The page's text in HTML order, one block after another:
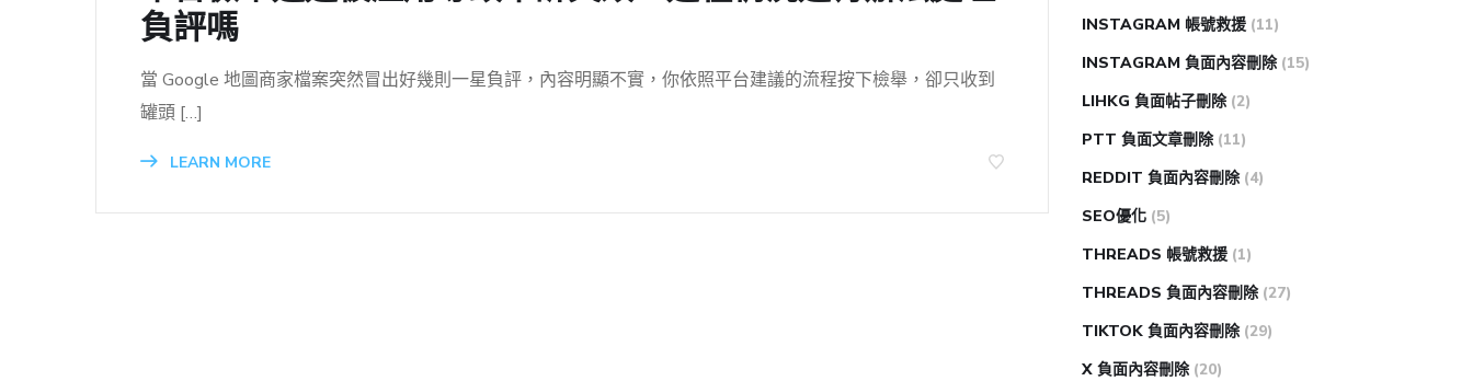
負評嗎
當 Google 地圖商家檔案突然冒出好幾則一星負評，內容明顯不實，你依照平台建議的流程按下檢舉，卻只收到
罐頭 […]
LEARN MORE
INSTAGRAM 帳號救援 (11)
INSTAGRAM 負面內容刪除 (15)
LIHKG 負面帖子刪除 (2)
PTT 負面文章刪除 (11)
REDDIT 負面內容刪除 (4)
SEO優化 (5)
THREADS 帳號救援 (1)
THREADS 負面內容刪除 (27)
TIKTOK 負面內容刪除 (29)
X 負面內容刪除 (20)